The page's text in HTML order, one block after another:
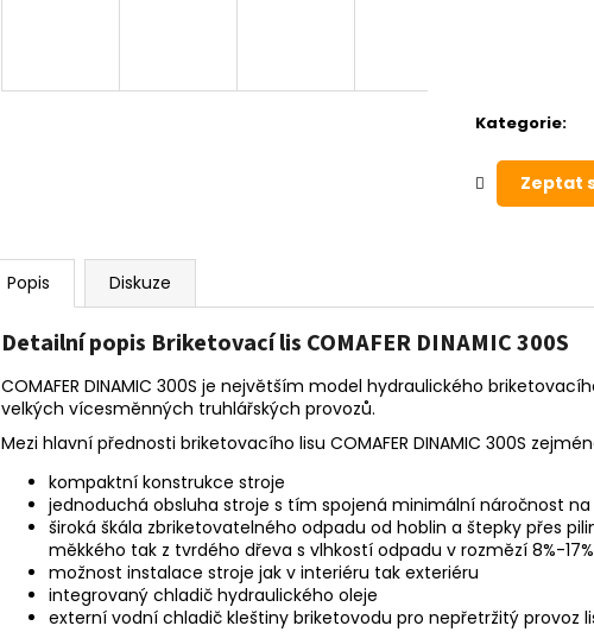
Kategorie:
Zeptat
Popis Diskuze
Detailní popis Briketovací lis COMAFER DINAMIC 300S
COMAFER DINAMIC 300S je největším model hydraulického
velkých vícesměnných truhlářských provozů.
Mezi hlavní přednosti briketovacího lisu COMAFER DINAMIC 300S
kompaktní konstrukce stroje
jednoduchá obsluha stroje s tím spojená minimální náročnost na
široká škála zbriketovatelného odpadu od hoblin a štepky přes
měkkého tak z tvrdého dřeva s vlhkostí odpadu v rozmězí 8%-17%
možnost instalace stroje jak v interiéru tak exteriéru
integrovaný chladič hydraulického oleje
externí vodní chladič kleštiny briketovodu pro nepřetržitý provoz